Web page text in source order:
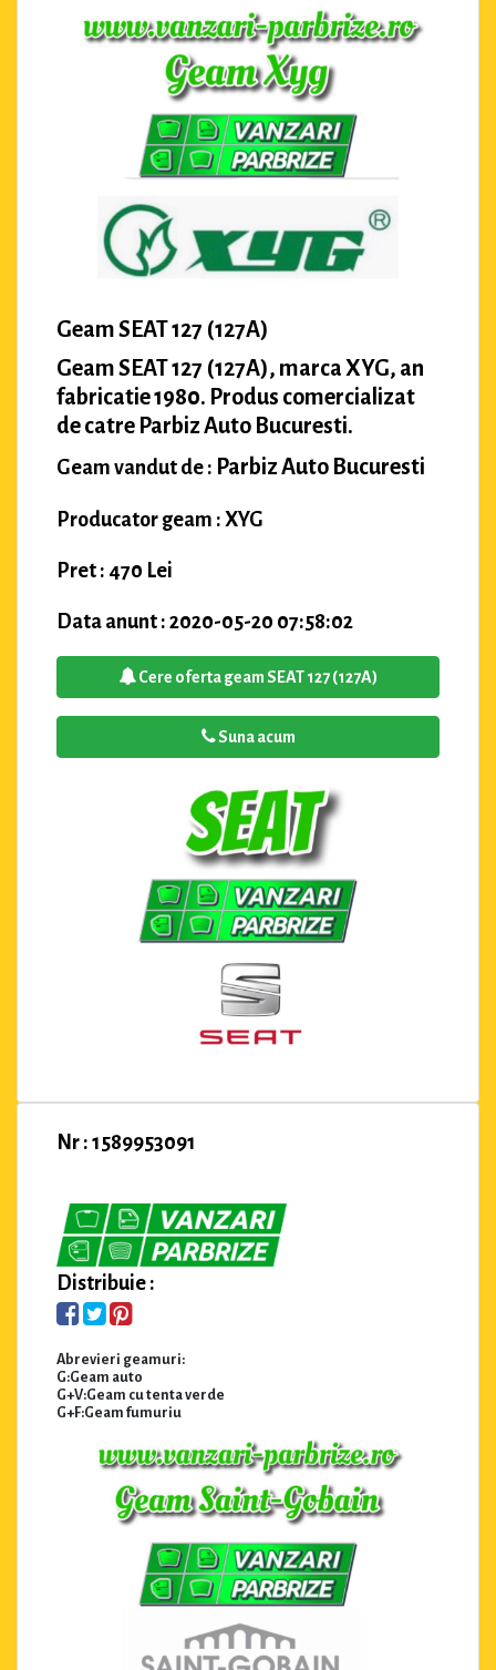
Geam SEAT 127 (127A)
Geam SEAT 127 (127A), marca XYG, an
fabricatie 1980. Produs comercializat
de catre Parbiz Auto Bucuresti.
Geam vandut de : Parbiz Auto Bucuresti
Producator geam : XYG
Pret : 470 Lei
Data anunt : 2020-05-20 07:58:02
Cere oferta geam SEAT 127 (127A)
Suna acum
Nr : 1589953091
Distribuie :
Abrevieri geamuri:
G:Geam auto
G+V:Geam cu tenta verde
G+F:Geam fumuriu